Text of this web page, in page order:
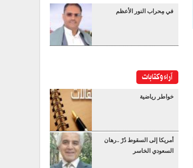
في مِحراب النور الأعظم
آراء وكتابات
خواطر رياضية
أمريكا إلى السقوط دُرْ ..رهان
السعودي الخاسر